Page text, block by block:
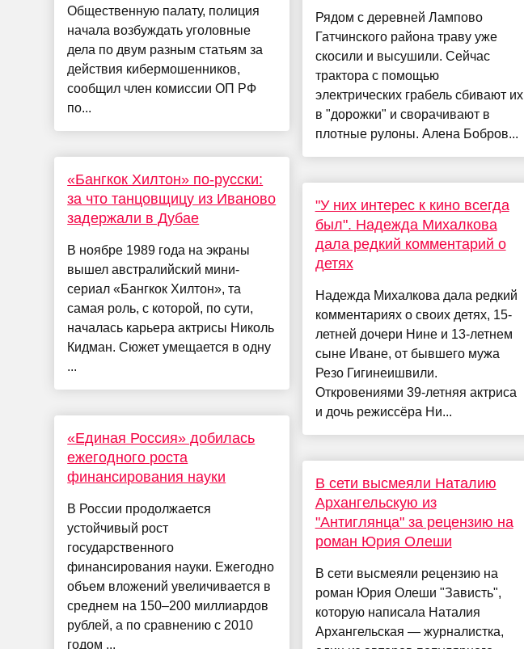
Общественную палату, полиция
начала возбуждать уголовные
дела по двум разным статьям за
действия кибермошенников,
сообщил член комиссии ОП РФ
по...
«Бангкок Хилтон» по-русски:
за что танцовщицу из Иваново
задержали в Дубае
В ноябре 1989 года на экраны
вышел австралийский мини-
сериал «Бангкок Хилтон», та
самая роль, с которой, по сути,
началась карьера актрисы Николь
Кидман. Сюжет умещается в одну
...
«Единая Россия» добилась
ежегодного роста
финансирования науки
В России продолжается
устойчивый рост
государственного
финансирования науки. Ежегодно
объем вложений увеличивается в
среднем на 150–200 миллиардов
рублей, а по сравнению с 2010
годом ...
Рядом с деревней Лампово
Гатчинского района траву уже
скосили и высушили. Сейчас
трактора с помощью
электрических грабель сбивают их
в "дорожки" и сворачивают в
плотные рулоны. Алена Бобров...
"У них интерес к кино всегда
был". Надежда Михалкова
дала редкий комментарий о
детях
Надежда Михалкова дала редкий
комментариях о своих детях, 15-
летней дочери Нине и 13-летнем
сыне Иване, от бывшего мужа
Резо Гигинеишвили.
Откровениями 39-летняя актриса
и дочь режиссёра Ни...
В сети высмеяли Наталию
Архангельскую из
"Антиглянца" за рецензию на
роман Юрия Олеши
В сети высмеяли рецензию на
роман Юрия Олеши "Зависть",
которую написала Наталия
Архангельская — журналистка,